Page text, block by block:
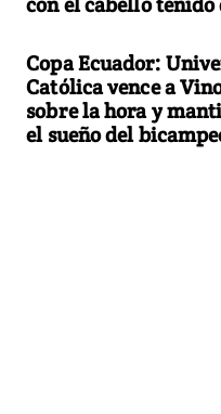
Copa Ecuador:
Católica vence a
sobre la hora y
el sueño del